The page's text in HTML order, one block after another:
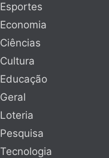
Esportes
Economia
Ciências
Cultura
Educação
Geral
Loteria
Pesquisa
Tecnologia